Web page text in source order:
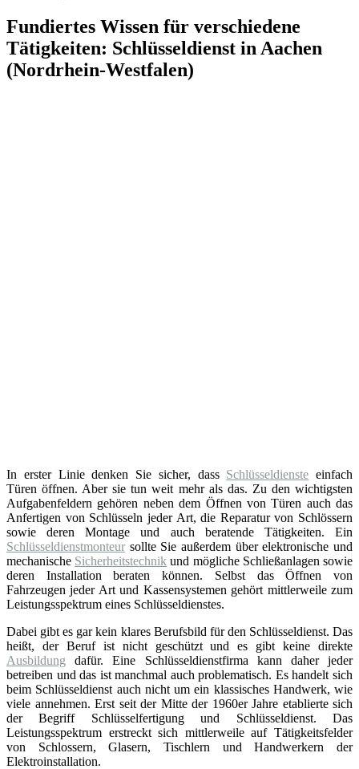
Fundiertes Wissen für verschiedene
Tätigkeiten: Schlüsseldienst in Aachen
(Nordrhein-Westfalen)
In erster Linie denken Sie sicher, dass Schlüsseldienste einfach
Türen öffnen. Aber sie tun weit mehr als das. Zu den wichtigsten
Aufgabenfeldern gehören neben dem Öffnen von Türen auch das
Anfertigen von Schlüsseln jeder Art, die Reparatur von Schlössern
sowie deren Montage und auch beratende Tätigkeiten. Ein
Schlüsseldienstmonteur sollte Sie außerdem über elektronische und
mechanische Sicherheitstechnik und mögliche Schließanlagen sowie
deren Installation beraten können. Selbst das Öffnen von
Fahrzeugen jeder Art und Kassensystemen gehört mittlerweile zum
Leistungsspektrum eines Schlüsseldienstes.
Dabei gibt es gar kein klares Berufsbild für den Schlüsseldienst. Das
heißt, der Beruf ist nicht geschützt und es gibt keine direkte
Ausbildung dafür. Eine Schlüsseldienstfirma kann daher jeder
betreiben und das ist manchmal auch problematisch. Es handelt sich
beim Schlüsseldienst auch nicht um ein klassisches Handwerk, wie
viele annehmen. Erst seit der Mitte der 1960er Jahre etablierte sich
der Begriff Schlüsselfertigung und Schlüsseldienst. Das
Leistungsspektrum erstreckt sich mittlerweile auf Tätigkeitsfelder
von Schlossern, Glasern, Tischlern und Handwerkern der
Elektroinstallation.